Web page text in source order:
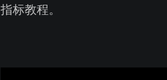
指标教程。